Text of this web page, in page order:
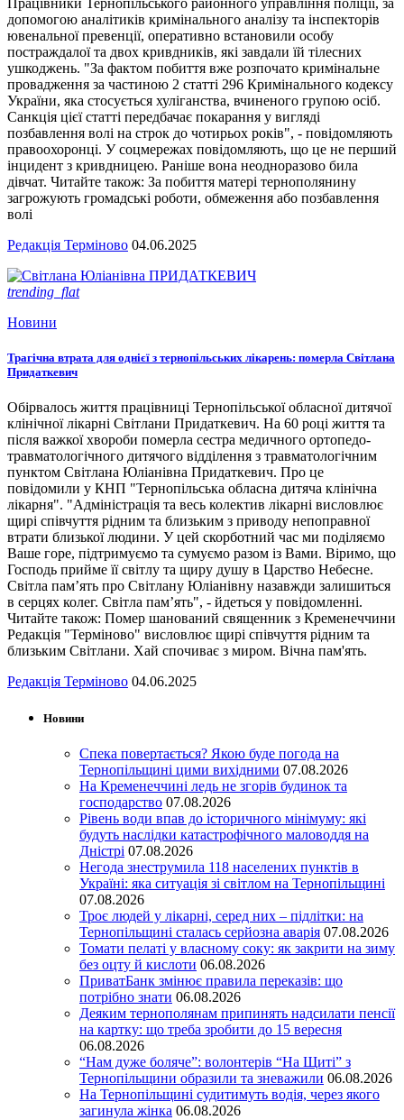
допомогою аналітиків кримінального аналізу та інспекторів
ювенальної превенції, оперативно встановили особу
постраждалої та двох кривдників, які завдали їй тілесних
ушкоджень. "За фактом побиття вже розпочато кримінальне
провадження за частиною 2 статті 296 Кримінального кодексу
України, яка стосується хуліганства, вчиненого групою осіб.
Санкція цієї статті передбачає покарання у вигляді
позбавлення волі на строк до чотирьох років", - повідомляють
правоохоронці. У соцмережах повідомляють, що це не перший
інцидент з кривдницею. Раніше вона неодноразово била
дівчат. Читайте також: За побиття матері тернополянину
загрожують громадські роботи, обмеження або позбавлення
волі
Редакція Терміново 04.06.2025
trending_flat
Новини
Трагічна втрата для однієї з тернопільських лікарень: померла Світлана
Придаткевич
Обірвалось життя працівниці Тернопільської обласної дитячої
клінічної лікарні Світлани Придаткевич. На 60 році життя та
після важкої хвороби померла сестра медичного ортопедо-
травматологічного дитячого відділення з травматологічним
пунктом Світлана Юліанівна Придаткевич. Про це
повідомили у КНП "Тернопільська обласна дитяча клінічна
лікарня". "Адміністрація та весь колектив лікарні висловлює
щирі співчуття рідним та близьким з приводу непоправної
втрати близької людини. У цей скорботний час ми поділяємо
Ваше горе, підтримуємо та сумуємо разом із Вами. Віримо, що
Господь прийме її світлу та щиру душу в Царство Небесне.
Світла пам’ять про Світлану Юліанівну назавжди залишиться
в серцях колег. Світла пам’ять", - йдеться у повідомленні.
Читайте також: Помер шанований священник з Кременеччини
Редакція "Терміново" висловлює щирі співчуття рідним та
близьким Світлани. Хай спочиває з миром. Вічна пам'ять.
Редакція Терміново 04.06.2025
Новини
Спека повертається? Якою буде погода на
Тернопільщині цими вихідними 07.08.2026
На Кременеччині ледь не згорів будинок та
господарство 07.08.2026
Рівень води впав до історичного мінімуму: які
будуть наслідки катастрофічного маловоддя на
Дністрі 07.08.2026
Негода знеструмила 118 населених пунктів в
Україні: яка ситуація зі світлом на Тернопільщині
07.08.2026
Троє людей у лікарні, серед них – підлітки: на
Тернопільщині сталась серйозна аварія 07.08.2026
Томати пелаті у власному соку: як закрити на зиму
без оцту й кислоти 06.08.2026
ПриватБанк змінює правила переказів: що
потрібно знати 06.08.2026
Деяким тернополянам припинять надсилати пенсії
на картку: що треба зробити до 15 вересня
06.08.2026
“Нам дуже боляче”: волонтерів “На Щиті” з
Тернопільщини образили та зневажили 06.08.2026
На Тернопільщині судитимуть водія, через якого
загинула жінка 06.08.2026